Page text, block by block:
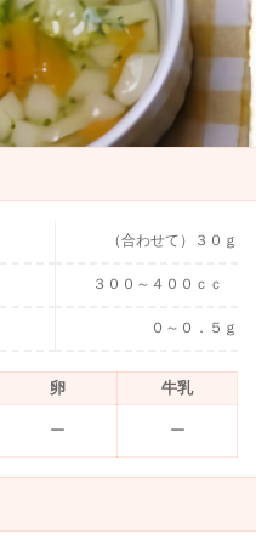
（合わせて）３０ｇ
３００～４００ｃｃ
０～０．５ｇ
卵 牛乳
ー ー